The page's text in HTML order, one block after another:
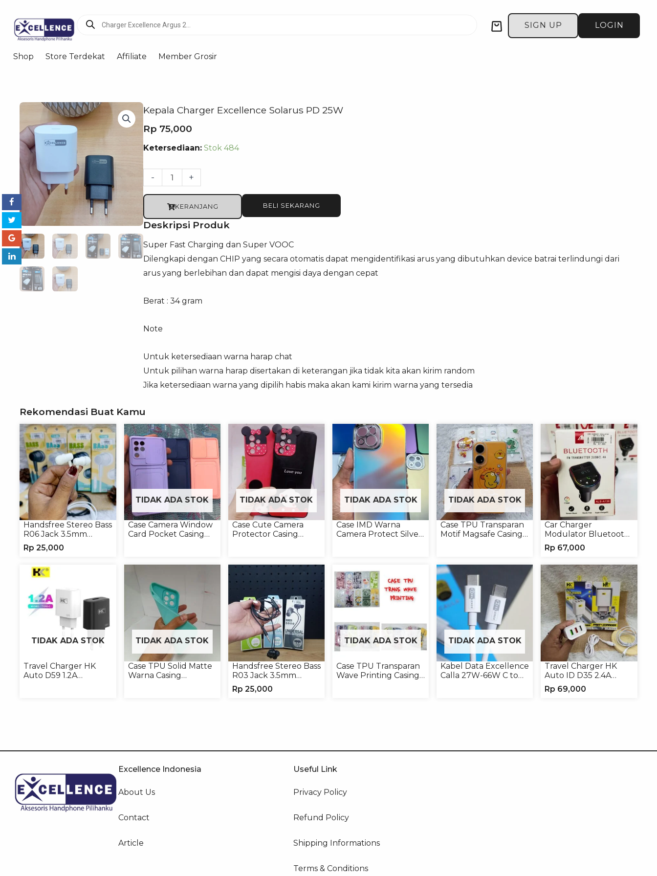
search
Cart SIGN UP LOGIN
Shop Store Terdekat Affiliate Member Grosir
Kepala Charger Excellence Solarus PD 25W
Rp 75,000
Ketersediaan: Stok 484
-
Kuantitas
Charger
Solarus
PD
25W
+
KERANJANG BELI SEKARANG
Deskripsi Produk
Super Fast Charging dan Super VOOC
Dilengkapi dengan CHIP yang secara otomatis dapat mengidentifikasi arus yang dibutuhkan device batrai terlindungi dari
arus yang berlebihan dan dapat mengisi daya dengan cepat
Berat : 34 gram
Note
Untuk ketersediaan warna harap chat
Untuk pilihan warna harap disertakan di keterangan jika tidak kita akan kirim random
Jika ketersediaan warna yang dipilih habis maka akan kami kirim warna yang tersedia
Rekomendasi Buat Kamu
Handsfree Stereo Bass
R06 Jack 3.5mm
Earphone Headset
Headphone
Rp 25,000
TIDAK ADA STOK
Case Camera Window
Card Pocket Casing
TIDAK ADA STOK
Case Cute Camera
Protector Casing
TIDAK ADA STOK
Case IMD Warna
Camera Protect Silver
TIDAK ADA STOK
Case TPU Transparan
Motif Magsafe Casing
Car Charger
Modulator Bluetooth
ALS-A136 Charger
Handphone
Rp 67,000
TIDAK ADA STOK
Travel Charger HK
Auto D59 1.2A
TIDAK ADA STOK
Case TPU Solid Matte
Warna Casing
Handsfree Stereo Bass
R03 Jack 3.5mm
Headphone Headset
Earphone
Rp 25,000
TIDAK ADA STOK
Case TPU Transparan
Wave Printing Casing
TIDAK ADA STOK
Kabel Data Excellence
Calla 27W-66W C to
Travel Charger HK
Auto ID D35 2.4A
Micro/Type-C
Rp 69,000
Excellence Indonesia
About Us
Contact
Article
Useful Link
Privacy Policy
Refund Policy
Shipping Informations
Terms & Conditions